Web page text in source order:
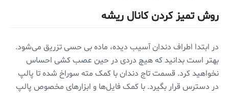
روش تمیز کردن کانال ریشه
در ابتدا اطراف دندان آسیب دیده، ماده بی حسی تزریق می‌شود.
بهتر است بدانید که هیچ دردی در حین عصب کشی احساس
نخواهید کرد. قسمت تاج دندان با کمک مته سوراخ شده تا پالپ
در دسترس قرار بگیرد. با کمک فایل‌ها و ابزار‌های مخصوص پالپ